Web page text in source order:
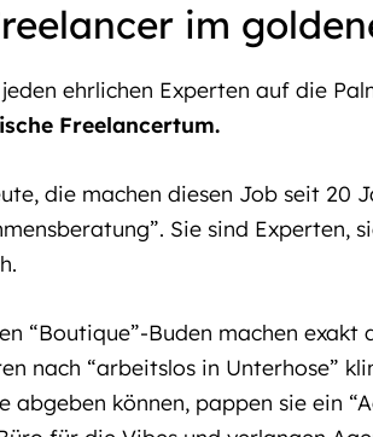
im
jeden ehrlichen Experten auf die
Freelancertum.
die machen diesen Job seit 20
Sie sind Experten,
“Boutique”-Buden machen exakt
nach “arbeitslos in Unterhose”
abgeben können, pappen sie ein